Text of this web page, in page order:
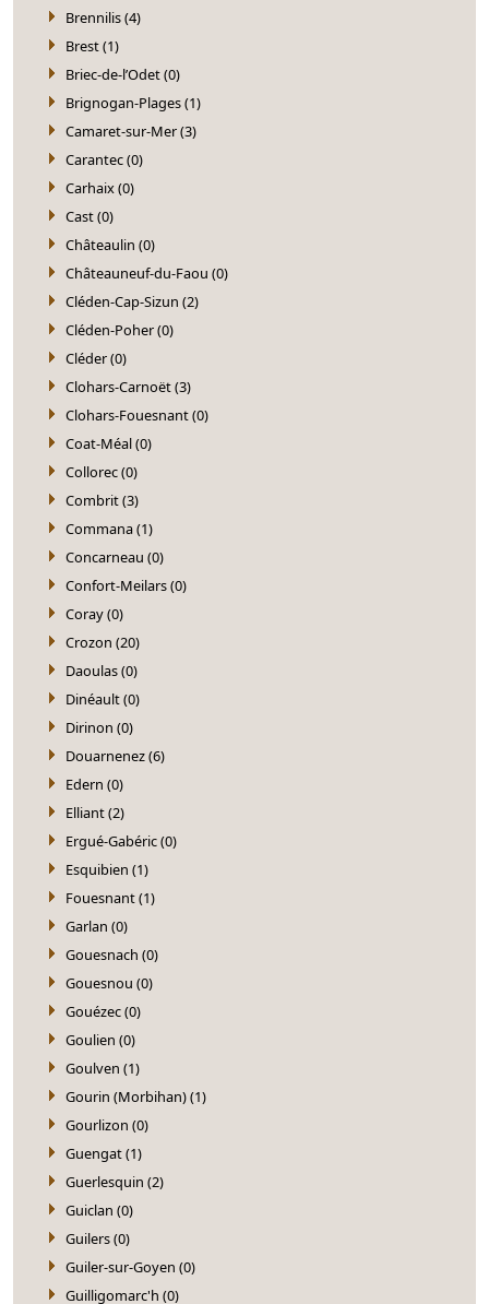
Brennilis (4)
Brest (1)
Briec-de-l’Odet (0)
Brignogan-Plages (1)
Camaret-sur-Mer (3)
Carantec (0)
Carhaix (0)
Cast (0)
Châteaulin (0)
Châteauneuf-du-Faou (0)
Cléden-Cap-Sizun (2)
Cléden-Poher (0)
Cléder (0)
Clohars-Carnoët (3)
Clohars-Fouesnant (0)
Coat-Méal (0)
Collorec (0)
Combrit (3)
Commana (1)
Concarneau (0)
Confort-Meilars (0)
Coray (0)
Crozon (20)
Daoulas (0)
Dinéault (0)
Dirinon (0)
Douarnenez (6)
Edern (0)
Elliant (2)
Ergué-Gabéric (0)
Esquibien (1)
Fouesnant (1)
Garlan (0)
Gouesnach (0)
Gouesnou (0)
Gouézec (0)
Goulien (0)
Goulven (1)
Gourin (Morbihan) (1)
Gourlizon (0)
Guengat (1)
Guerlesquin (2)
Guiclan (0)
Guilers (0)
Guiler-sur-Goyen (0)
Guilligomarc'h (0)